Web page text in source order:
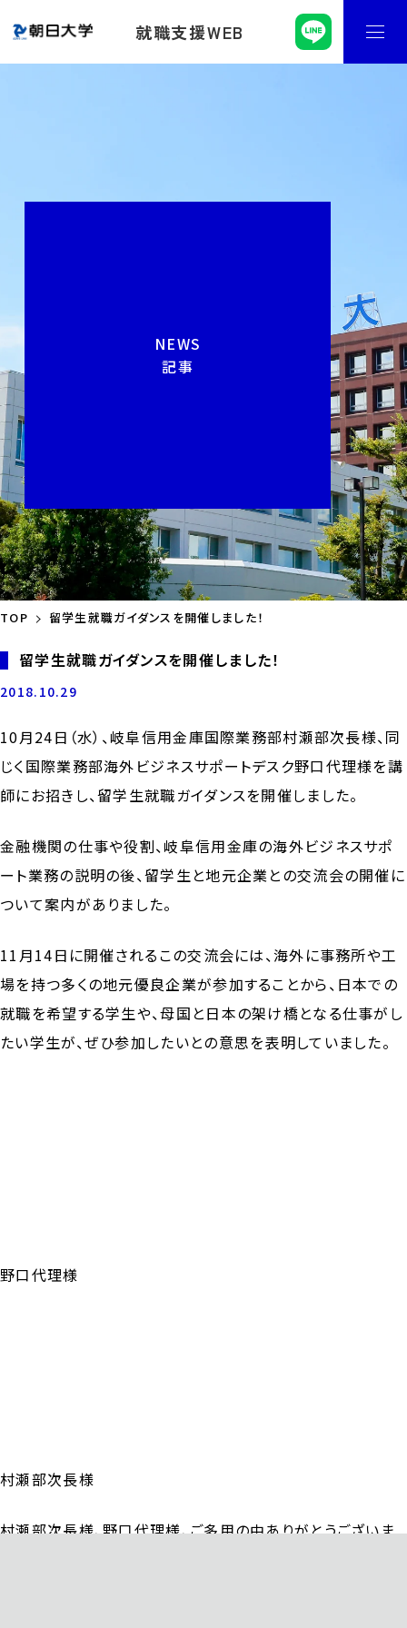
就職支援WEB
NEWS
記事
TOP 留学生就職ガイダンスを開催しました！
留学生就職ガイダンスを開催しました！
2018.10.29
10月24日（水）、岐阜信用金庫国際業務部村瀬部次長様、同
じく国際業務部海外ビジネスサポートデスク野口代理様を講
師にお招きし、留学生就職ガイダンスを開催しました。
金融機関の仕事や役割、岐阜信用金庫の海外ビジネスサポ
ート業務の説明の後、留学生と地元企業との交流会の開催に
ついて案内がありました。
11月14日に開催されるこの交流会には、海外に事務所や工
場を持つ多くの地元優良企業が参加することから、日本での
就職を希望する学生や、母国と日本の架け橋となる仕事がし
たい学生が、ぜひ参加したいとの意思を表明していました。
野口代理様
村瀬部次長様
村瀬部次長様、野口代理様、ご多用の中ありがとうございま